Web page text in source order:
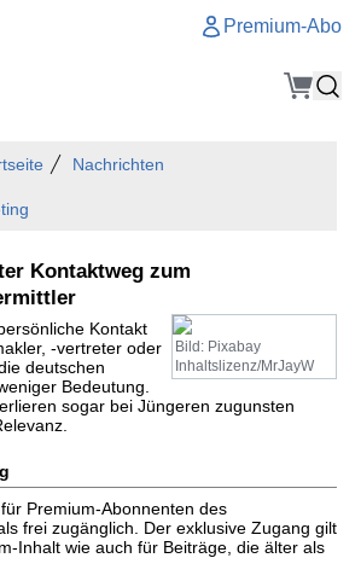
Premium-Abo
Nachrichten
Kontaktweg zum
Bild: Pixabay
Inhaltslizenz/MrJayW
Kontakt
-vertreter oder
deutschen
Bedeutung.
sogar bei Jüngeren zugunsten
Premium-Abonnenten des
frei zugänglich. Der exklusive Zugang gilt
Inhalt wie auch für Beiträge, die älter als